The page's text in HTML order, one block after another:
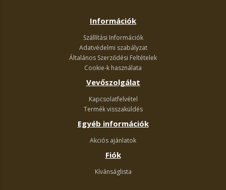
Információk
Szállítási Információk
Adatvédelmi szabályzat
Általános Szerződési Feltételek
Cookie-k használata
Vevőszolgálat
Kapcsolatfelvétel
Termék visszaküldés
Egyéb információk
Akciós ajánlatok
Fiók
Kívánságlista